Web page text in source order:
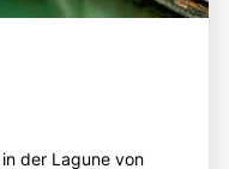
der Lagune von